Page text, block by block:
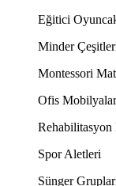
Eğitici
Minder
Montessori
Ofis
Rehabilitasyon
Spor Aletleri
Sünger